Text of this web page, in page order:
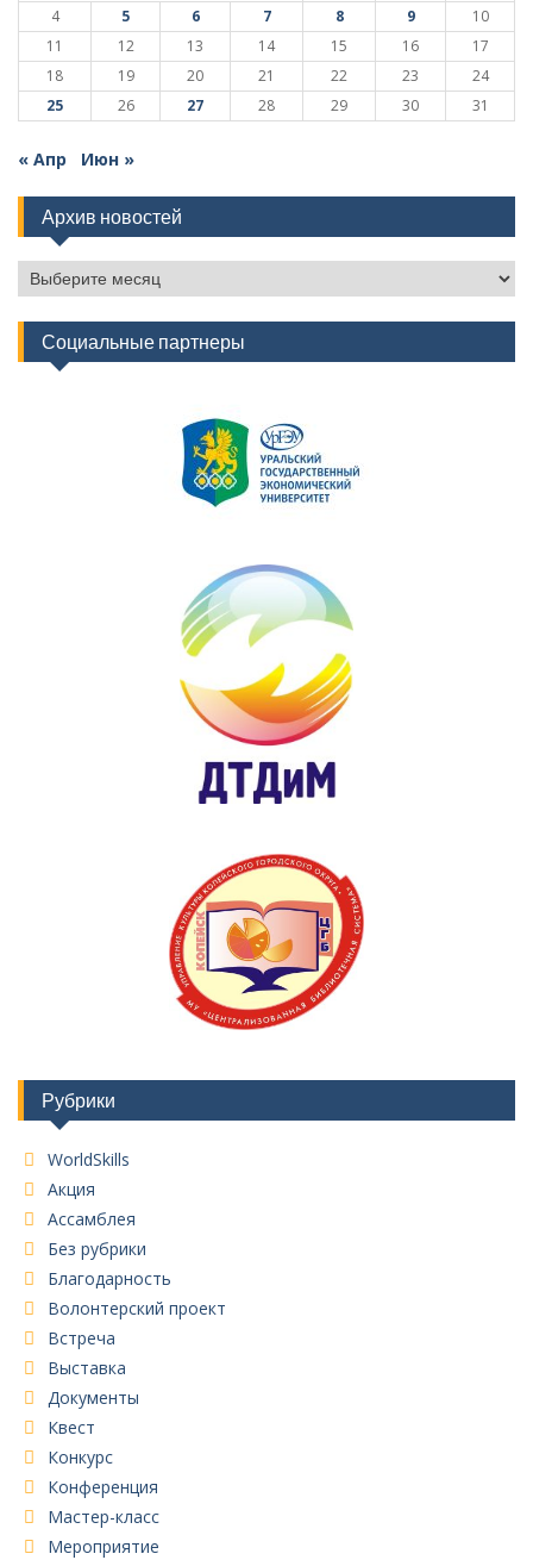
4
5 6 7 8 9
10
11
12 13 14 15 16
17
18
19 20 21 22 23
24
25
26 27 28 29 30 31
« Апр Июн »
Архив новостей
Архив
новостей
Социальные партнеры
Рубрики
WorldSkills
Акция
Ассамблея
Без рубрики
Благодарность
Волонтерский проект
Встреча
Выставка
Документы
Квест
Конкурс
Конференция
Мастер-класс
Мероприятие